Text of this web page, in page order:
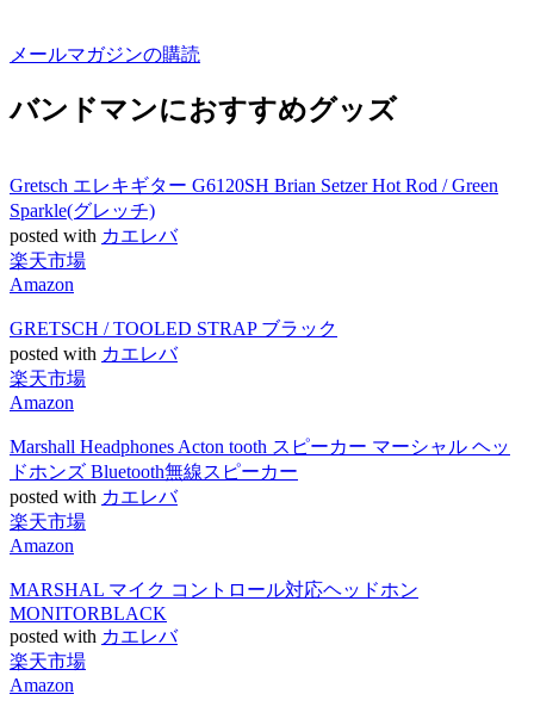
メールマガジンの購読
バンドマンにおすすめグッズ
Gretsch エレキギター G6120SH Brian Setzer Hot Rod / Green
Sparkle(グレッチ)
posted with カエレバ
楽天市場
Amazon
GRETSCH / TOOLED STRAP ブラック
posted with カエレバ
楽天市場
Amazon
Marshall Headphones Acton tooth スピーカー マーシャル ヘッ
ドホンズ Bluetooth無線スピーカー
posted with カエレバ
楽天市場
Amazon
MARSHAL マイク コントロール対応ヘッドホン
MONITORBLACK
posted with カエレバ
楽天市場
Amazon